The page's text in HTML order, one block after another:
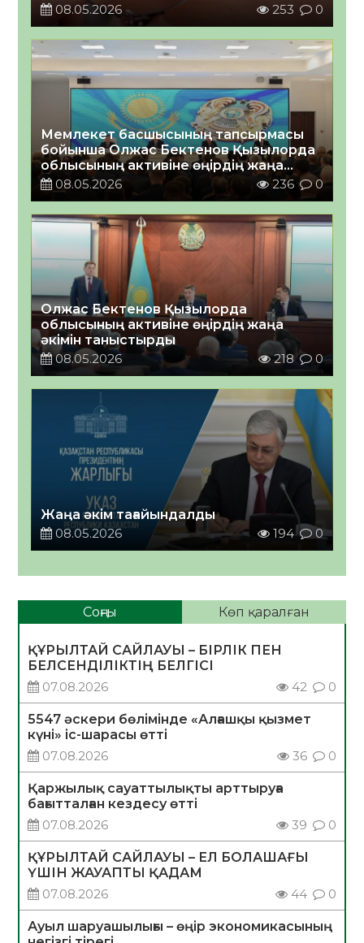
08.05.2026
253 0
Мемлекет басшысының тапсырмасы
бойынша Олжас Бектенов Қызылорда
облысының активіне өңірдің жаңа
әкімін таныстырды
08.05.2026 236 0
Олжас Бектенов Қызылорда
облысының активіне өңірдің жаңа
әкімін таныстырды
08.05.2026
218 0
Жаңа әкім тағайындалды
08.05.2026
194 0
Соңғы Көп қаралған
ҚҰРЫЛТАЙ САЙЛАУЫ – БІРЛІК ПЕН
БЕЛСЕНДІЛІКТІҢ БЕЛГІСІ
07.08.2026
42 0
5547 әскери бөлімінде «Алғашқы қызмет
күні» іс-шарасы өтті
07.08.2026
36 0
Қаржылық сауаттылықты арттыруға
бағытталған кездесу өтті
07.08.2026
39 0
ҚҰРЫЛТАЙ САЙЛАУЫ – ЕЛ БОЛАШАҒЫ
ҮШІН ЖАУАПТЫ ҚАДАМ
07.08.2026
44 0
Ауыл шаруашылығы – өңір экономикасының